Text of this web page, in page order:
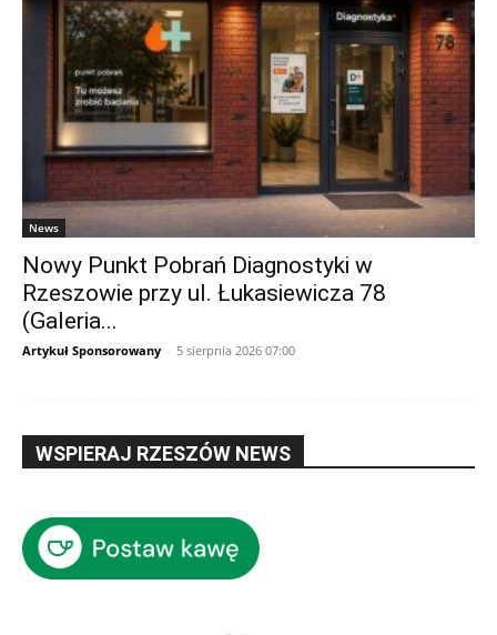
News
Nowy Punkt Pobrań Diagnostyki w
Rzeszowie przy ul. Łukasiewicza 78
(Galeria...
Artykuł Sponsorowany - 5 sierpnia 2026 07:00
WSPIERAJ RZESZÓW NEWS